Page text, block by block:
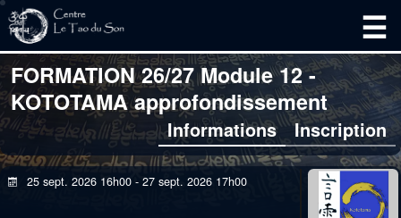
-
FORMATION 26/27 Module 12 -
KOTOTAMA approfondissement
Informations Inscription
calendar 25 sept. 2026 16h00 -27 sept. 2026 17h00